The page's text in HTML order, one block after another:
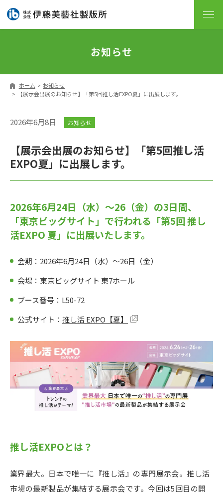
お知らせ
ホーム
お知らせ
【展示会出展のお知らせ】「第5回推し活EXPO夏」に出展します。
2026年6月8日 お知らせ
【展示会出展のお知らせ】「第5回推し活
EXPO夏」に出展します。
2026年6月24日（水）〜26（金）の3日間、
「東京ビッグサイト」で行われる「第5回 推し
活EXPO 夏」に出展いたします。
会期：2026年6月24日（水）〜26日（金）
会場：東京ビッグサイト 東7ホール
ブース番号：L50-72
公式サイト： 推し活 EXPO【夏】
推し活EXPOとは？
業界最大。日本で唯一に『推し活』の専門展示会。推し活
市場の最新製品が集結する展示会です。今回は5回目の開